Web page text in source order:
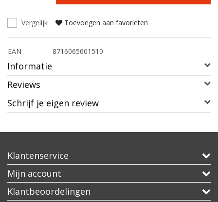
Vergelijk Toevoegen aan favorieten
EAN 8716065601510
Informatie
Reviews
Schrijf je eigen review
Klantenservice
Mijn account
Klantbeoordelingen